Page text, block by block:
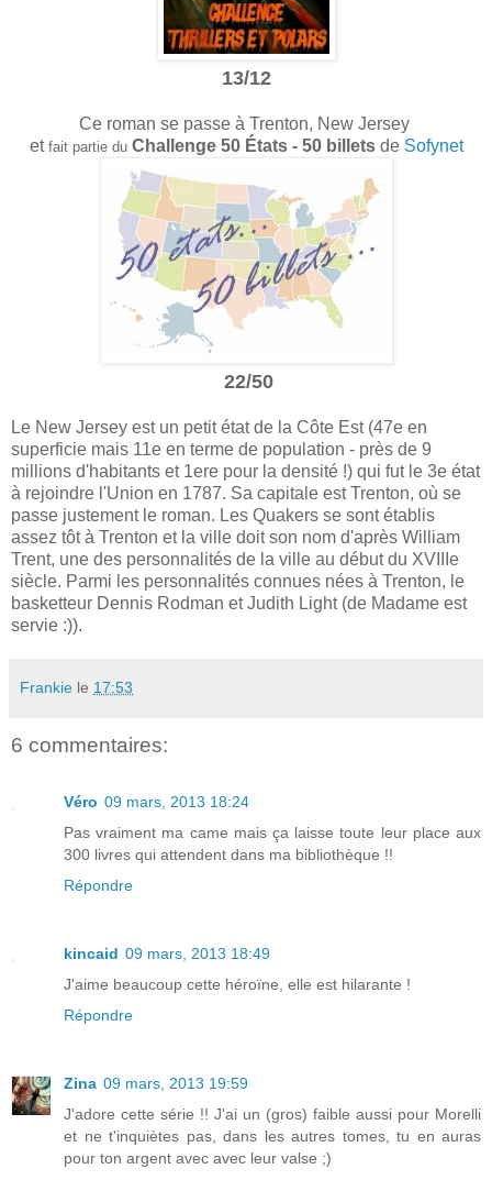
13/12
Ce roman se passe à Trenton, New Jersey
etfait partie du Challenge 50 États - 50 billetsde Sofynet
22/50
Le New Jersey est un petit état de la Côte Est (47e en
superficie mais 11e en terme de population - près de 9
millions d'habitants et 1ere pour la densité !) qui fut le 3e état
à rejoindre l'Union en 1787. Sa capitale est Trenton, où se
passe justement le roman. Les Quakers se sont établis
assez tôt à Trenton et la ville doit son nom d'après William
Trent, une des personnalités de la ville au début du XVIIIe
siècle. Parmi les personnalités connues nées à Trenton, le
basketteur Dennis Rodman et Judith Light (de Madame est
servie :)).
Frankie le 17:53
6 commentaires:
Véro 09 mars, 2013 18:24
Pas vraiment ma came mais ça laisse toute leur place aux
300 livres qui attendent dans ma bibliothèque !!
Répondre
kincaid 09 mars, 2013 18:49
J'aime beaucoup cette héroïne, elle est hilarante !
Répondre
Zina 09 mars, 2013 19:59
J'adore cette série !! J'ai un (gros) faible aussi pour Morelli
et ne t'inquiètes pas, dans les autres tomes, tu en auras
pour ton argent avec avec leur valse ;)